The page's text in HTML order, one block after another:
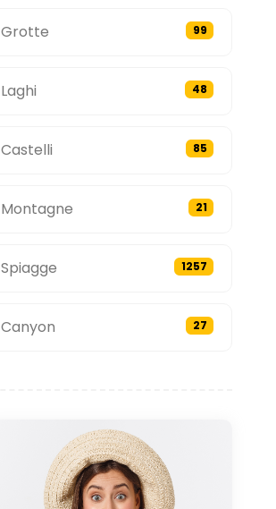
Grotte 99
Laghi 48
Castelli 85
Montagne 21
Spiagge 1257
Canyon 27